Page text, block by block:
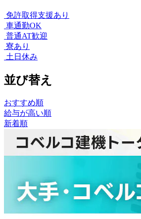
免許取得支援あり
車通勤OK
普通AT歓迎
寮あり
土日休み
並び替え
おすすめ順
給与が高い順
新着順